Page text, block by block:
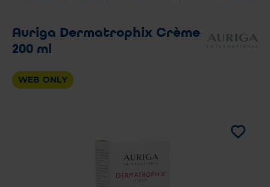
Auriga Dermatrophix Crème
200 ml
WEB ONLY